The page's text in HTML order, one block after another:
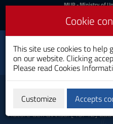
Skip
Content
to
MIUR
Login
MUR- Ministry of
Login
Toggle
navigation Cagliari
Communication
Autore dell'avviso: [40/42]
Cookie
This site use cookies to help
on our website. Clicking
Please read Cookies
Customize Accepts